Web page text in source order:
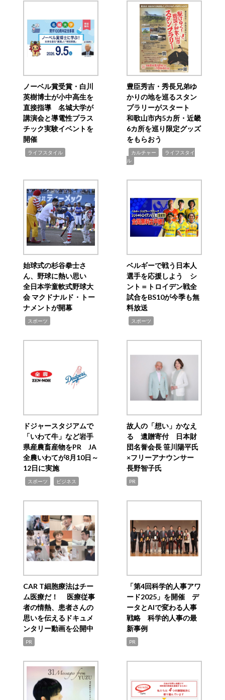
ノーベル賞受賞・白川
英樹博士が小中高生を
直接指導 名城大学が
講演会と導電性プラス
チック実験イベントを
開催
ライフスタイル
豊臣秀吉・秀長兄弟ゆ
かりの地を巡るスタン
プラリーがスタート
和歌山市内5カ所・近畿
6カ所を巡り限定グッズ
をもらおう
カルチャー
ライフスタイ
ル
始球式の杉谷拳士さ
ん、野球に熱い思い
全日本学童軟式野球大
会 マクドナルド・トー
ナメントが開幕
スポーツ
ベルギーで戦う日本人
選手を応援しよう シ
ント＝トロイデン戦全
試合をBS10が今季も無
料放送
スポーツ
ドジャースタジアムで
「いわて牛」など岩手
県産農畜産物をPR JA
全農いわてが8月10日～
12日に実施
スポーツ ビジネス
故人の「想い」かなえ
る 遺贈寄付 日本財
団名誉会長 笹川陽平氏
×フリーアナウンサー
長野智子氏
PR
CAR T細胞療法はチー
ム医療だ！ 医療従事
者の情熱、患者さんの
思いを伝えるドキュメ
ンタリー動画を公開中
PR
「第4回科学的人事アワ
ード2025」を開催 デ
ータとAIで変わる人事
戦略 科学的人事の最
新事例
PR